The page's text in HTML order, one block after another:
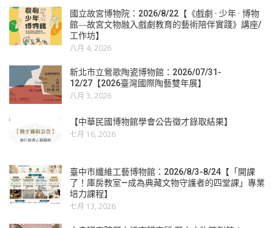
國立故宮博物院：2026/8/22【《戲劇 · 少年 · 博物
館―故宮文物融入戲劇教育的藝術陪伴實踐》講座/
工作坊】
八月 4, 2026
新北市立鶯歌陶瓷博物館：2026/07/31-
12/27【2026臺灣國際陶藝雙年展】
八月 3, 2026
【中華民國博物館學會公告徵才錄取結果】
七月 16, 2026
臺中市纖維工藝博物館：2026/8/3-8/24【「開課
了！庫房教室—成為典藏文物守護者的四堂課」專業
培力課程】
七月 13, 2026